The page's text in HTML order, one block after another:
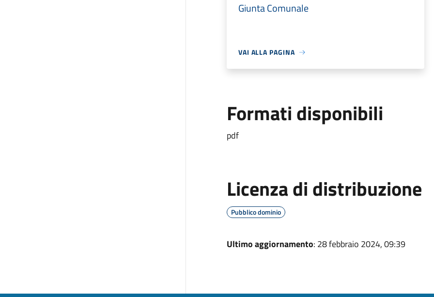
Giunta Comunale
VAI ALLA PAGINA
Formati disponibili
pdf
Licenza di distribuzione
Pubblico dominio
Ultimo aggiornamento: 28 febbraio 2024, 09:39